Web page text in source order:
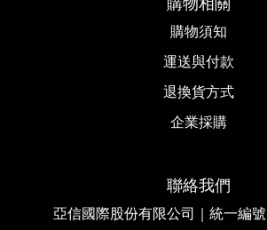
購物須知
運送與付款
退換貨方式
企業採購
聯絡我們
亞信國際股份有限公司｜統一編號